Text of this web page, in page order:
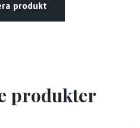
produkt
produkter